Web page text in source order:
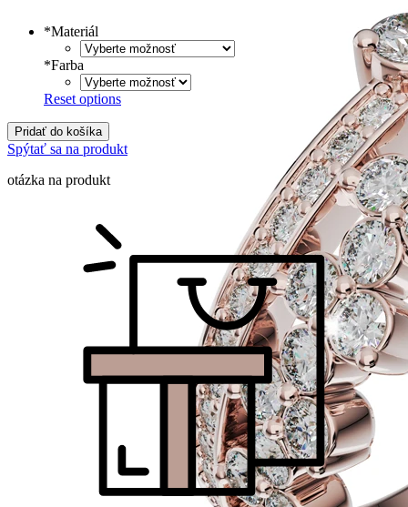
*Materiál
*Farba
Reset options
Pridať do košíka
Spýtať sa na produkt
otázka na produkt